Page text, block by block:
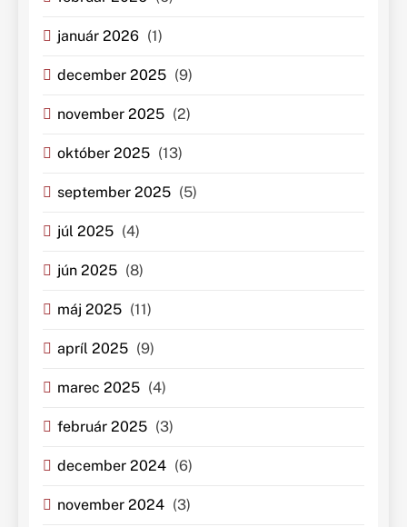
január 2026 (1)
december 2025 (9)
november 2025 (2)
október 2025 (13)
september 2025 (5)
júl 2025 (4)
jún 2025 (8)
máj 2025 (11)
apríl 2025 (9)
marec 2025 (4)
február 2025 (3)
december 2024 (6)
november 2024 (3)